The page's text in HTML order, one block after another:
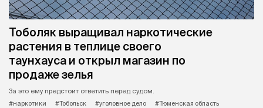
Тоболяк выращивал наркотические
растения в теплице своего
таунхауса и открыл магазин по
продаже зелья
За это ему предстоит ответить перед судом.
#наркотики
#Тобольск #уголовное дело
#Тюменская область